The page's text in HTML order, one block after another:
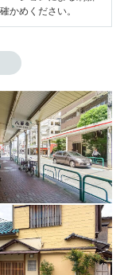
かめください。